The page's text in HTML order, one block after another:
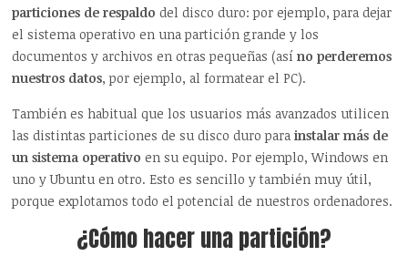
particiones de respaldo del disco duro: por ejemplo, para dejar
el sistema operativo en una partición grande y los
documentos y archivos en otras pequeñas (asíno perderemos
nuestros datos, por ejemplo, al formatear el PC).
También es habitual que los usuarios más avanzados utilicen
las distintas particiones de su disco duro parainstalar más de
un sistema operativo en su equipo. Por ejemplo, Windows en
uno y Ubuntu en otro. Esto es sencillo y también muy útil,
porque explotamos todo el potencial de nuestros ordenadores.
¿Cómo hacer una partición?